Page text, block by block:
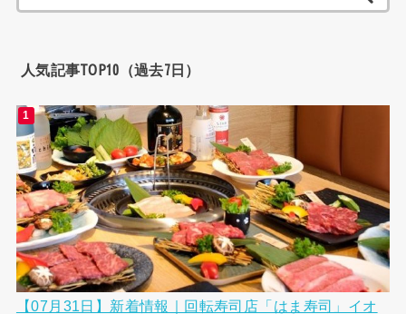
索:
人気記事TOP10（過去7日）
【07月31日】新着情報｜回転寿司店「はま寿司」イオ